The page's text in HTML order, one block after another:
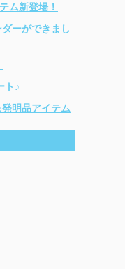
ム新登場！
ーができまし
ト♪
明品アイテム